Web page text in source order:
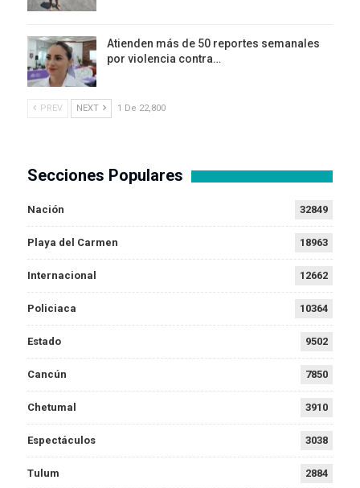
Atienden más de 50 reportes semanales
por violencia contra…
PREV NEXT 1 De 22,800
Secciones Populares
Nación 32849
Playa del Carmen 18963
Internacional 12662
Policiaca 10364
Estado 9502
Cancún 7850
Chetumal 3910
Espectáculos 3038
Tulum 2884